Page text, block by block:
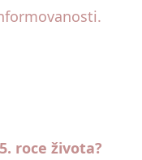
roce života?